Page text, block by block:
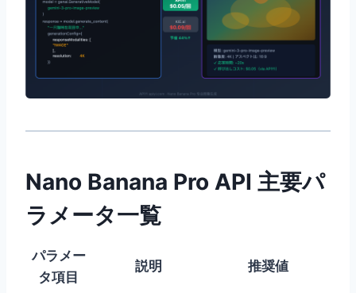
Nano Banana Pro API 主要パ
ラメータ一覧
パラメー
タ項目
説明 推奨値